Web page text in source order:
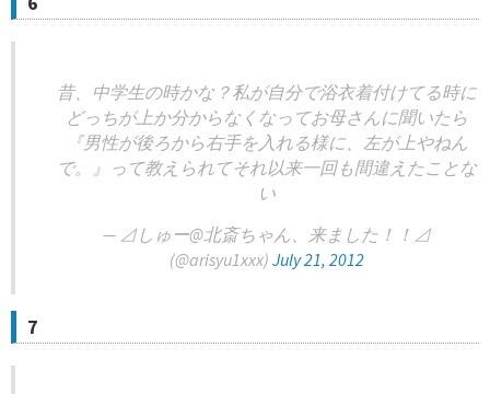
昔、中学生の時かな？私が自分で浴衣着付けてる時に
どっちが上か分からなくなってお母さんに聞いたら
『男性が後ろから右手を入れる様に、左が上やねん
で。』って教えられてそれ以来一回も間違えたことな
い
— ⊿しゅー@北斎ちゃん、来ました！！⊿
(@arisyu1xxx) July 21, 2012
7